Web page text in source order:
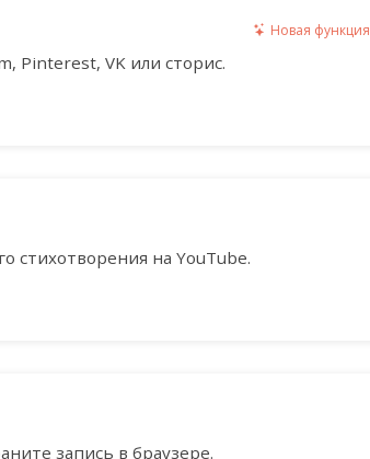
Новая функция
Pinterest, VK или сторис.
стихотворения на YouTube.
запись в браузере.